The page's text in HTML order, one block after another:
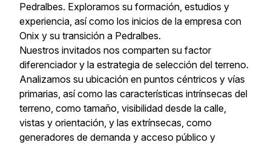
Pedralbes. Exploramos su formación, estudios y
experiencia, así como los inicios de la empresa con
Onix y su transición a Pedralbes.
Nuestros invitados nos comparten su factor
diferenciador y la estrategia de selección del terreno.
Analizamos su ubicación en puntos céntricos y vías
primarias, así como las características intrínsecas del
terreno, como tamaño, visibilidad desde la calle,
vistas y orientación, y las extrínsecas, como
generadores de demanda y acceso público y